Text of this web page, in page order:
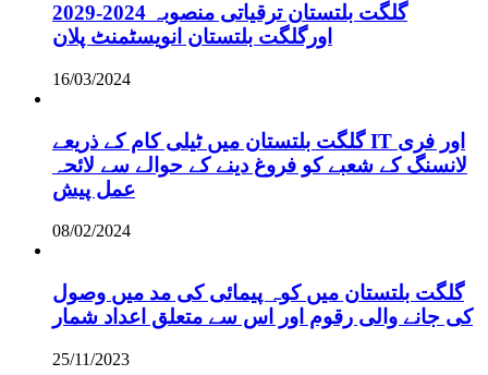
گلگت بلتستان ترقیاتی منصوبہ 2024-2029
اورگلگت بلتستان انویسٹمنٹ پلان
16/03/2024
گلگت بلتستان میں ٹیلی کام کے ذریعے IT اور فری
لانسنگ کے شعبے کو فروغ دینے کے حوالے سے لائحہ
عمل پیش
08/02/2024
گلگت بلتستان میں کوہ پیمائی کی مد میں وصول
کی جانے والی رقوم اور اس سے متعلق اعداد شمار
25/11/2023